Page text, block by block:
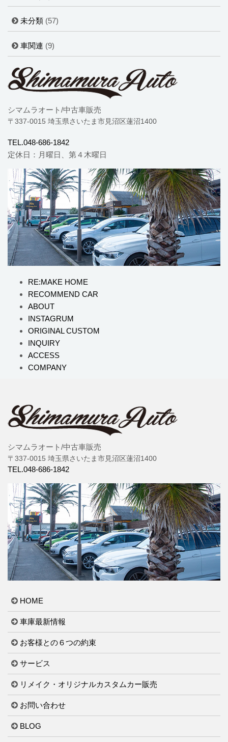
未分類 (57)
車関連 (9)
シマムラオート/中古車販売
〒337-0015 埼玉県さいたま市見沼区蓮沼1400
TEL.048-686-1842
定休日：月曜日、第４木曜日
RE:MAKE HOME
RECOMMEND CAR
ABOUT
INSTAGRUM
ORIGINAL CUSTOM
INQUIRY
ACCESS
COMPANY
シマムラオート/中古車販売
〒337-0015 埼玉県さいたま市見沼区蓮沼1400
TEL.048-686-1842
HOME
車庫最新情報
お客様との６つの約束
サービス
リメイク・オリジナルカスタムカー販売
お問い合わせ
BLOG